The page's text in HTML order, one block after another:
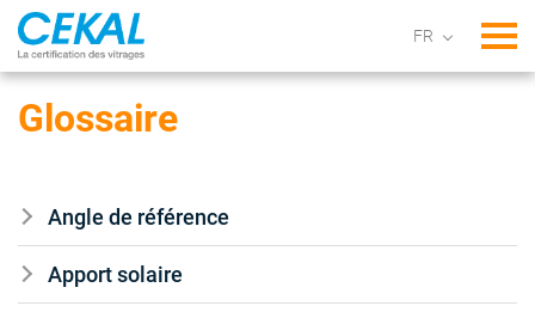
Glossaire
Angle de référence
Apport solaire